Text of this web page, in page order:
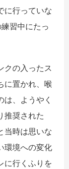
に行っていな
習中にたっ
クの入ったス
に置かれ、喉
、ようやく
推奨された
当時は思いな
環境への変化
に行くふりを